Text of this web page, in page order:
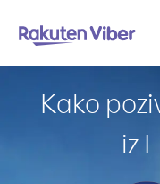
Kako
iz